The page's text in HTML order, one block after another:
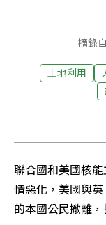
摘錄
土地利用
聯合國和美國核
情惡化，美國與
的本國公民撤離